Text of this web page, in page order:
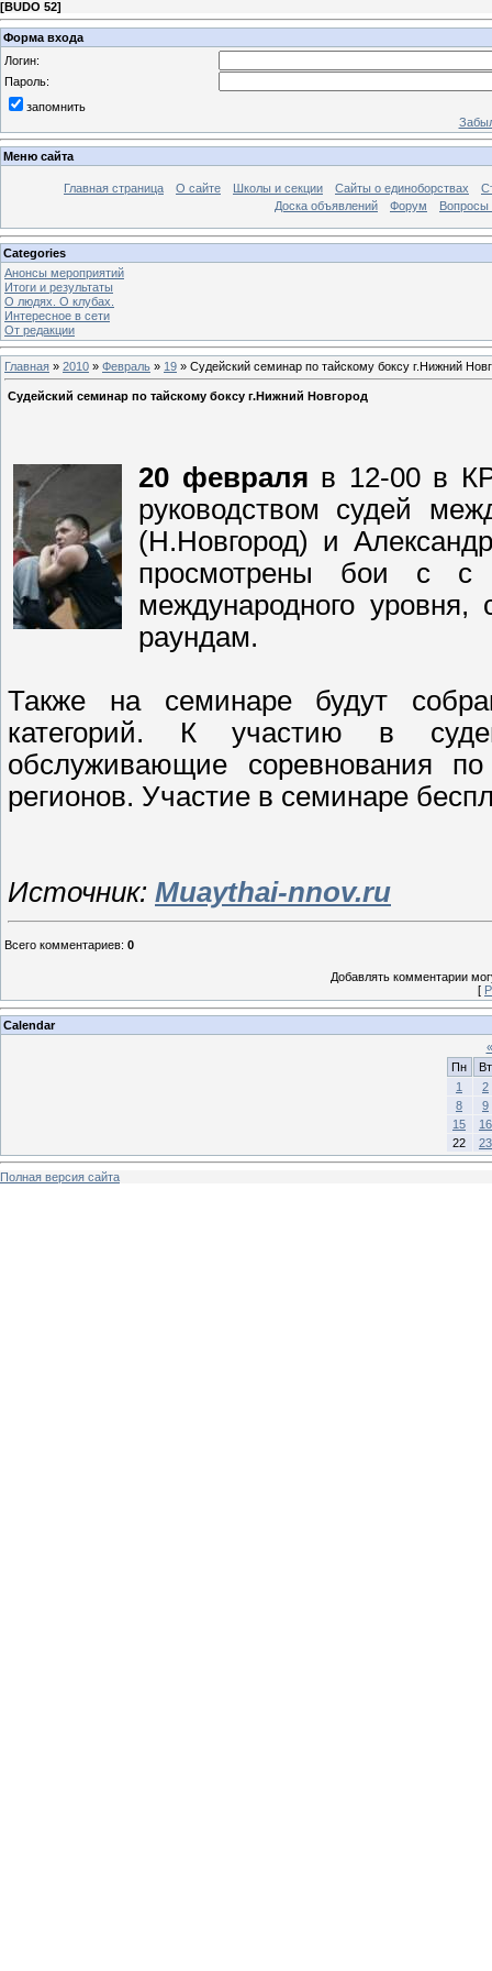
[BUDO 52]
Форма входа
Логин:
Пароль:
запомнить
Меню сайта
Главная страница О сайте Школы и секции Сайты о единоборствах
Доска объявлений
Форум Вопросы
Categories
Анонсы мероприятий
Итоги и результаты
О людях. О клубах.
Интересное в сети
От редакции
Главная » 2010 » Февраль » 19 » Судейский семинар по тайскому боксу г.Нижний
Судейский семинар по тайскому боксу г.Нижний Новгород
20 февраля в 12-00 в
руководством судей
(Н.Новгород) и
просмотрены бои с с
международного
раундам.
Также на семинаре будут
категорий. К участию в
обслуживающие соревнования
регионов. Участие в семинаре
Источник: Muaythai-nnov.ru
Всего комментариев: 0
Добавлять комментарии
[
Calendar
«
Пн
Вт
1
2
8
9
15
16
22
23
Полная версия сайта